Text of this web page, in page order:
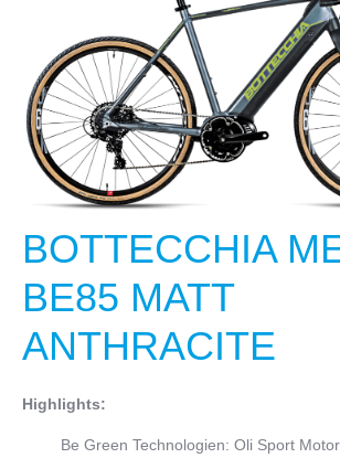
BOTTECCHIA
BE85 MATT
ANTHRACITE
Highlights:
Be Green Technologien: Oli Sport